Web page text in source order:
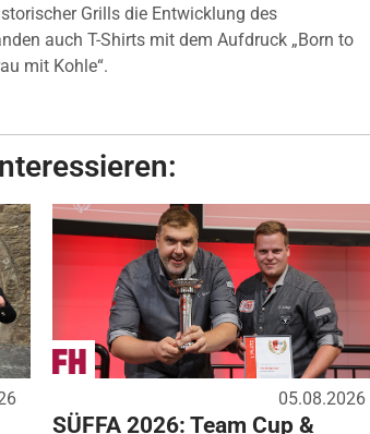
Grills die Entwicklung des
auch T-Shirts mit dem Aufdruck „Born to
mit Kohle“.
05.08.2026
SÜFFA 2026: Team Cup &